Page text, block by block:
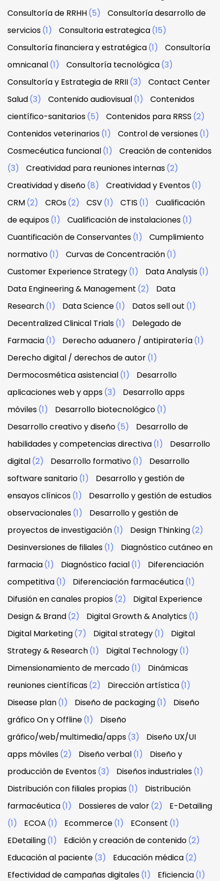
Consultoría de RRHH(5)
Consultoría desarrollo de
servicios(1) Consultoria estrategica(15)
Consultoría financiera y estratégica(1)
Consultoría
omnicanal(1) Consultoría tecnológica(3)
Consultoría y Estrategia de RRII(3)
Contact Center
Salud(3) Contenido audiovisual(1)
Contenidos
científico-sanitarios(5) Contenidos para RRSS (2)
Contenidos veterinarios(1) Control de versiones(1)
Cosmecéutica funcional(1)
Creación de contenidos
(3)
Creatividad para reuniones internas(2)
Creatividad y diseño(8) Creatividad y Eventos(1)
CRM(2) CROs(2) CSV(1) CTIS (1)
Cualificación
de equipos(1) Cualificación de instalaciones(1)
Cuantificación de Conservantes(1)
Cumplimiento
normativo(1) Curvas de Concentración(1)
Customer Experience Strategy(1) Data Analysis(1)
Data Engineering & Management (2)
Data
Research(1) Data Science(1) Datos sell out (1)
Decentralized Clinical Trials(1)
Delegado de
Farmacia(1) Derecho aduanero / antipiratería(1)
Derecho digital / derechos de autor(1)
Dermocosmética asistencial(1)
Desarrollo
aplicaciones web y apps(3)
Desarrollo apps
móviles(1) Desarrollo biotecnológico(1)
Desarrollo creativo y diseño(5)
Desarrollo de
habilidades y competencias directiva(1)
Desarrollo
digital(2) Desarrollo formativo(1)
Desarrollo
software sanitario(1)
Desarrollo y gestión de
ensayos clínicos(1)
Desarrollo y gestión de estudios
observacionales(1)
Desarrollo y gestión de
proyectos de investigación(1) Design Thinking(2)
Desinversiones de filiales(1)
Diagnóstico cutáneo en
farmacia(1) Diagnóstico facial(1)
Diferenciación
competitiva(1) Diferenciación farmacéutica(1)
Difusión en canales propios(2)
Digital Experience
Design & Brand(2) Digital Growth & Analytics(1)
Digital Marketing(7) Digital strategy(1)
Digital
Strategy & Research(1) Digital Technology(1)
Dimensionamiento de mercado(1)
Dinámicas
reuniones científicas(2) Dirección artística(1)
Disease plan(1) Diseño de packaging(1)
Diseño
gráfico On y Offline(1)
Diseño
gráfico/web/multimedia/apps(3)
Diseño UX/UI
apps móviles(2) Diseño verbal(1)
Diseño y
producción de Eventos(3) Diseños industriales(1)
Distribución con filiales propias(1)
Distribución
farmacéutica(1) Dossieres de valor(2)
E-Detailing
(1)
ECOA (1) Ecommerce(1) EConsent (1)
EDetailing(1) Edición y creación de contenido(2)
Educación al paciente(3) Educación médica(2)
Efectividad de campañas digitales(1) Eficiencia(1)